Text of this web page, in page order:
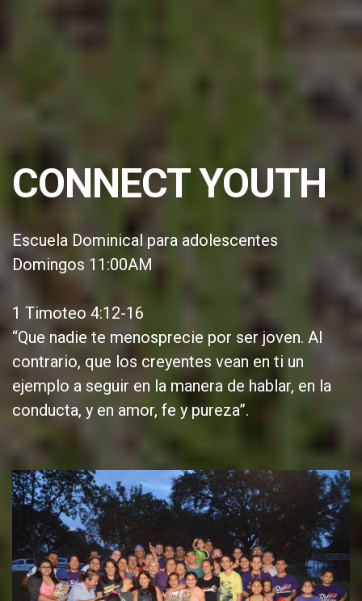
CONNECT YOUTH
Escuela Dominical para adolescentes
Domingos 11:00AM
1 Timoteo 4:12-16
“Que nadie te menosprecie por ser joven. Al
contrario, que los creyentes vean en ti un
ejemplo a seguir en la manera de hablar, en la
conducta, y en amor, fe y pureza”.